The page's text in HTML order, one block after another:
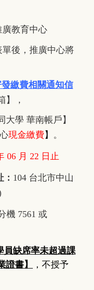
廣教育中心
後，推廣中心將
繳費相關通知信
】，
大學 華南帳戶】
現金繳費 】 。
06 月 22 日止
104 台北市中山
機 7561 或
員缺席率未超過課
書】
，不授予